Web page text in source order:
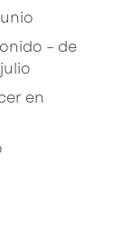
– de
en